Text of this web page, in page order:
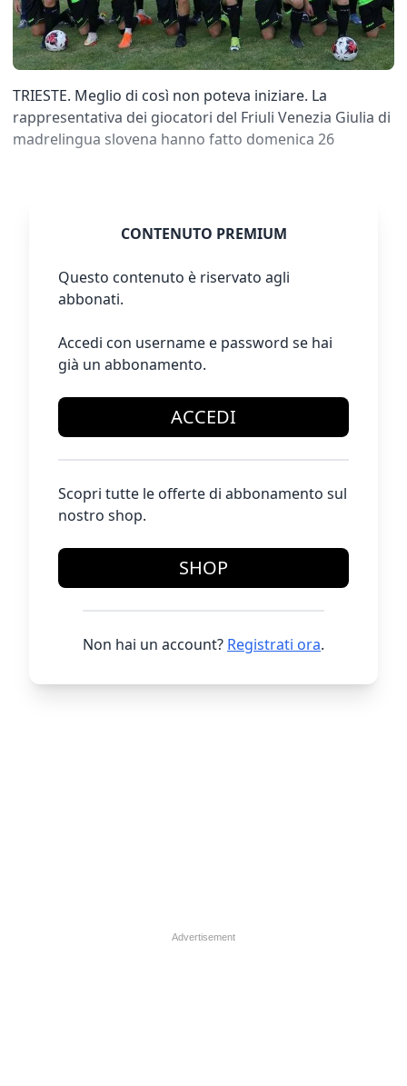
TRIESTE. Meglio di così non poteva iniziare. La
rappresentativa dei giocatori del Friuli Venezia Giulia di
madrelingua slovena hanno fatto domenica 26
CONTENUTO PREMIUM
Questo contenuto è riservato agli
abbonati.
Accedi con username e password se hai
già un abbonamento.
ACCEDI
Scopri tutte le offerte di abbonamento sul
nostro shop.
SHOP
Non hai un account? Registrati ora.